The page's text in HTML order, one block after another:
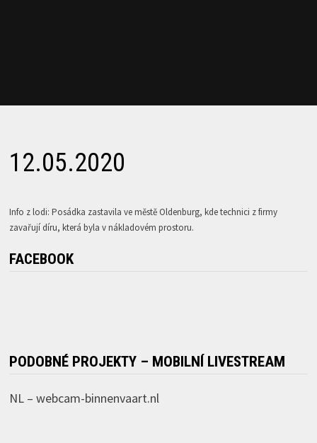
12.05.2020
Info z lodi: Posádka zastavila ve městě Oldenburg, kde technici z firmy
zavařují díru, která byla v nákladovém prostoru.
FACEBOOK
PODOBNÉ PROJEKTY – MOBILNÍ LIVESTREAM
NL – webcam-binnenvaart.nl